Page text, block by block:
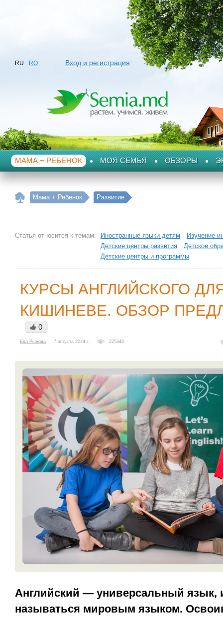
RU RO Вход и регистрация
МАМА + РЕБЕНОК МОЯ СЕМЬЯ ОБЗОРЫ
Мама + Ребенок Развитие
Статья относится к темам: Иностранные языки детям
Изучение
Детские центры развития
Детское
Детские центры и программы
КУРСЫ АНГЛИЙСКОГО
КИШИНЕВЕ. ОБЗОР
0
Ева Рыжова 7 августа 2024 г. 225346
Английский — универсальный язык,
называться мировым языком.